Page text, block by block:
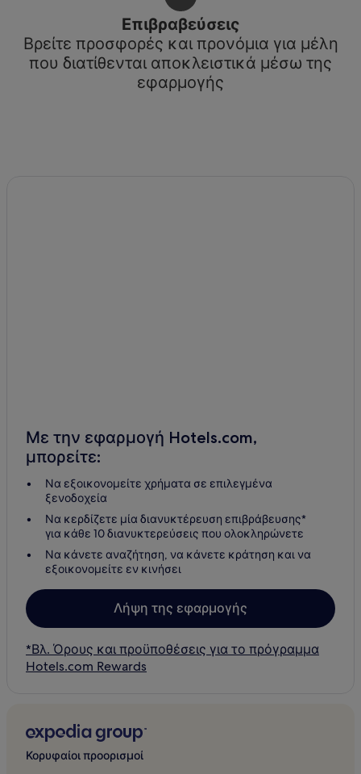
Επιβραβεύσεις
Βρείτε προσφορές και προνόμια για μέλη
που διατίθενται αποκλειστικά μέσω της
εφαρμογής
Με την εφαρμογή Hotels.com,
μπορείτε:
Να εξοικονομείτε χρήματα σε επιλεγμένα
ξενοδοχεία
Να κερδίζετε μία διανυκτέρευση επιβράβευσης*
για κάθε 10 διανυκτερεύσεις που ολοκληρώνετε
Να κάνετε αναζήτηση, να κάνετε κράτηση και να
εξοικονομείτε εν κινήσει
Λήψη της εφαρμογής
*Βλ. Όρους και προϋποθέσεις για το πρόγραμμα
Hotels.com Rewards
Κορυφαίοι προορισμοί